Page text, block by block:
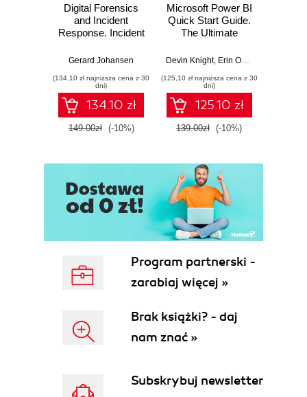
Digital Forensics
and Incident
Response. Incident
and techniques for
threat response -
Fourth Edition
Gerard Johansen
(134,10 zł najniższa cena z 30
dni)
134.10 zł
149.00zł (-10%)
Microsoft Power BI
Quick Start Guide.
The Ultimate
to Power BI, Data
Tools, and
Microsoft Fabric -
Fourth Edition
Devin Knight, Erin Ostrowsky
(125,10 zł najniższa cena z 30
dni)
125.10 zł
139.00zł (-10%)
Program partnerski -
zarabiaj więcej »
Brak książki? - daj
nam znać »
Subskrybuj newsletter